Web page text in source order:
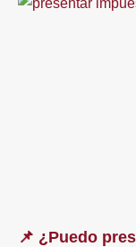
📌 ¿Puedo